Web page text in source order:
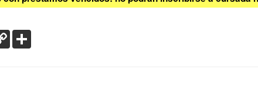
Copy
Link